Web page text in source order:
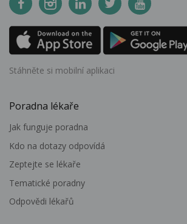
Stáhněte si mobilní aplikaci
Poradna lékaře
Jak funguje poradna
Kdo na dotazy odpovídá
Zeptejte se lékaře
Tematické poradny
Odpovědi lékařů